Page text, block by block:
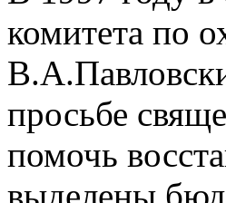
комитета по
просьбе
помочь
выделены